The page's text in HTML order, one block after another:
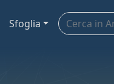
Sfoglia